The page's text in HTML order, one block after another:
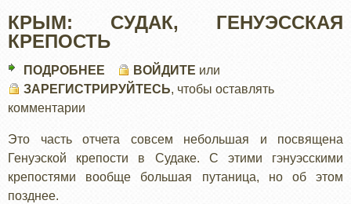
КРЫМ: СУДАК, ГЕНУЭССКАЯ
КРЕПОСТЬ
ПОДРОБНЕЕ
КРЫМ:
КРЕПОСТЬ
ВОЙДИТЕ или
ЗАРЕГИСТРИРУЙТЕСЬ, чтобы оставлять
комментарии
Это часть отчета совсем небольшая и посвящена
Генуэской крепости в Судаке. С этими гэнуэсскими
крепостями вообще большая путаница, но об этом
позднее.